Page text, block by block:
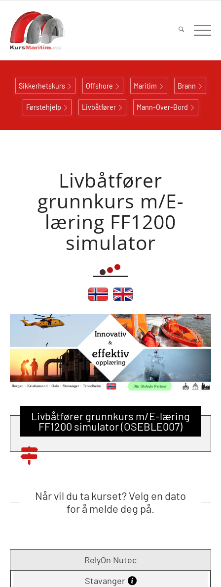
Sikkerhetskurs Offshore Maritim Brann
Førstehjelp Livbåtfører Mann-Over-Bord
Livbåtfører
grunnkurs m/E-
læring FF1200
simulator
Livbåtfører grunnkurs m/E-læring
FF1200 simulator (OSEBLE007)
Når vil du ta kurset? Velg en dato
for å melde deg på.
RelyOn Nutec
Stavanger